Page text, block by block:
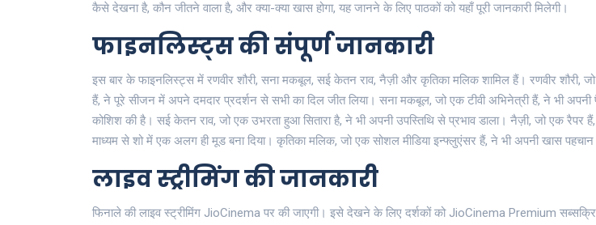
कैसे देखना है, कौन जीतने वाला है, और क्या-क्या खास होगा, यह जानने के लिए पाठकों को यहाँ पूरी जानकारी मिलेगी।
फाइनलिस्ट्स की संपूर्ण जानकारी
इस बार के फाइनलिस्ट्स में रणवीर शौरी, सना मकबूल, सई केतन राव, नैज़ी और कृतिका मलिक शामिल हैं। रणवीर शौरी, जो
हैं, ने पूरे सीजन में अपने दमदार प्रदर्शन से सभी का दिल जीत लिया। सना मकबूल, जो एक टीवी अभिनेत्री हैं, ने भी अपनी
कोशिश की है। सई केतन राव, जो एक उभरता हुआ सितारा है, ने भी अपनी उपस्तिथि से प्रभाव डाला। नैज़ी, जो एक रैपर
माध्यम से शो में एक अलग ही मूड बना दिया। कृतिका मलिक, जो एक सोशल मीडिया इन्फ्लुएंसर हैं, ने भी अपनी खास पहचान
लाइव स्ट्रीमिंग की जानकारी
फिनाले की लाइव स्ट्रीमिंग JioCinema पर की जाएगी। इसे देखने के लिए दर्शकों को JioCinema Premium